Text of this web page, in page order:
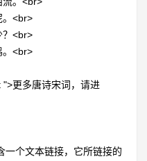
<br>
<br>
<br>
更多唐诗宋词，请进
个文本链接，它所链接的